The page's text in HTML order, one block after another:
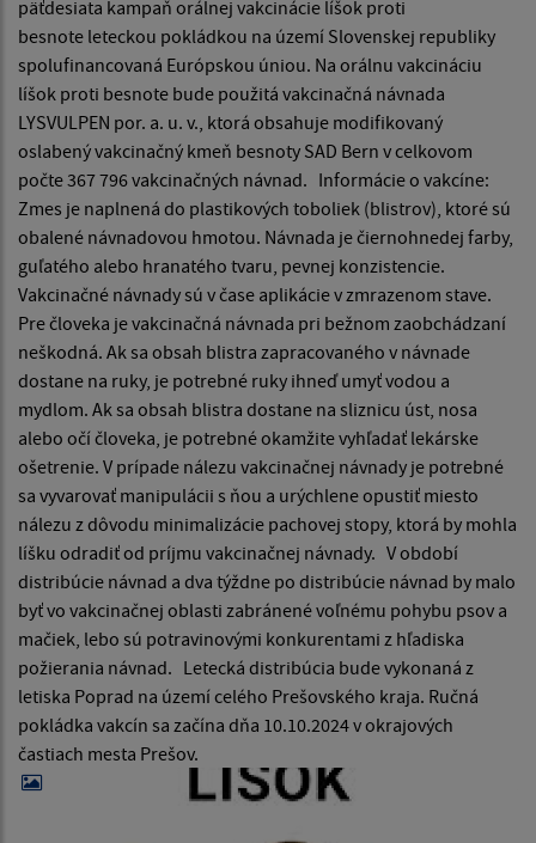
päťdesiata kampaň orálnej vakcinácie líšok proti
besnote leteckou pokládkou na území Slovenskej republiky
spolufinancovaná Európskou úniou. Na orálnu vakcináciu
líšok proti besnote bude použitá vakcinačná návnada
LYSVULPEN por. a. u. v., ktorá obsahuje modifikovaný
oslabený vakcinačný kmeň besnoty SAD Bern v celkovom
počte 367 796 vakcinačných návnad. Informácie o vakcíne:
Zmes je naplnená do plastikových toboliek (blistrov), ktoré sú
obalené návnadovou hmotou. Návnada je čiernohnedej farby,
guľatého alebo hranatého tvaru, pevnej konzistencie.
Vakcinačné návnady sú v čase aplikácie v zmrazenom stave.
Pre človeka je vakcinačná návnada pri bežnom zaobchádzaní
neškodná. Ak sa obsah blistra zapracovaného v návnade
dostane na ruky, je potrebné ruky ihneď umyť vodou a
mydlom. Ak sa obsah blistra dostane na sliznicu úst, nosa
alebo očí človeka, je potrebné okamžite vyhľadať lekárske
ošetrenie. V prípade nálezu vakcinačnej návnady je potrebné
sa vyvarovať manipulácii s ňou a urýchlene opustiť miesto
nálezu z dôvodu minimalizácie pachovej stopy, ktorá by mohla
líšku odradiť od príjmu vakcinačnej návnady. V období
distribúcie návnad a dva týždne po distribúcie návnad by malo
byť vo vakcinačnej oblasti zabránené voľnému pohybu psov a
mačiek, lebo sú potravinovými konkurentami z hľadiska
požierania návnad. Letecká distribúcia bude vykonaná z
letiska Poprad na území celého Prešovského kraja. Ručná
pokládka vakcín sa začína dňa 10.10.2024 v okrajových
častiach mesta Prešov.